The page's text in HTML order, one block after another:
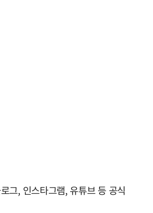
그, 인스타그램, 유튜브 등 공식